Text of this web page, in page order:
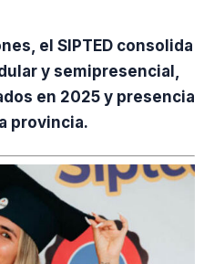
el SIPTED consolida
y semipresencial,
en 2025 y presencia
provincia.